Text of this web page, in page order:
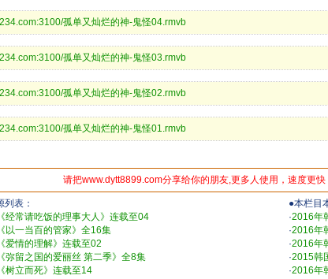
孤单又灿烂的神-鬼怪04.rmvb
孤单又灿烂的神-鬼怪03.rmvb
孤单又灿烂的神-鬼怪02.rmvb
孤单又灿烂的神-鬼怪01.rmvb
请把www.dytt8899.com分享给你的朋友,更多人使用，速度更
表：
经常请吃饭的理事大人》连载至04
以一当百的管家》全16集
爱情的理解》连载至02
弥留之国的爱丽丝 第二季》全8集
树立而死》连载至14
●本栏目
·2016年
·2016年
·2016年
·2015韩
·2016年